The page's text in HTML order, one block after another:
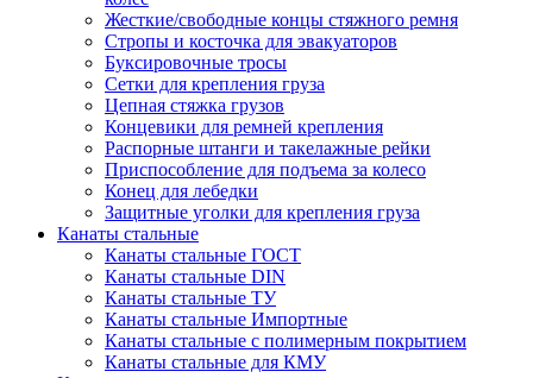
Жесткие/свободные концы стяжного ремня
Стропы и косточка для эвакуаторов
Буксировочные тросы
Сетки для крепления груза
Цепная стяжка грузов
Концевики для ремней крепления
Распорные штанги и такелажные рейки
Приспособление для подъема за колесо
Конец для лебедки
Защитные уголки для крепления груза
Канаты стальные
Канаты стальные ГОСТ
Канаты стальные DIN
Канаты стальные ТУ
Канаты стальные Импортные
Канаты стальные с полимерным покрытием
Канаты стальные для КМУ